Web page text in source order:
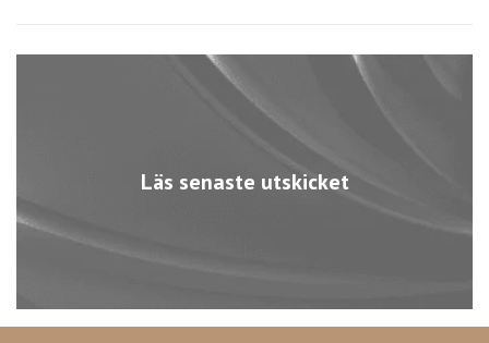
Läs senaste utskicket